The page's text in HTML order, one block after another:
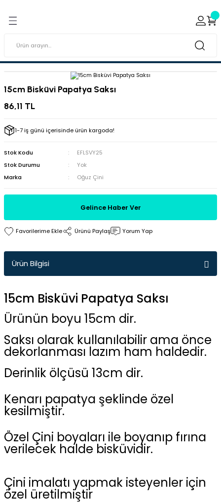
Porselen Boyaları (Toz
Tabaklar
15cm Bisküvi Papatya Saksı
86,11 TL
1-7 iş günü içerisinde ürün kargoda!
Stok Kodu
EFLSVY25
Stok Durumu
Yok
Marka
Oğuz Çini
Gelince Haber Ver
Ürünü Paylaş Yorum Yap
Ürün Bilgisi
15cm Bisküvi Papatya Saksı
Ürünün boyu 15cm dir.
Saksı olarak kullanılabilir ama önce
dekorlanması lazım ham haldedir.
Derinlik ölçüsü 13cm dir.
Kenarı papatya şeklinde özel
kesilmiştir.
Özel Çini boyaları ile boyanıp fırına
verilecek halde bisküvidir.
Çini imalatı yapmak isteyenler için
özel üretilmiştir